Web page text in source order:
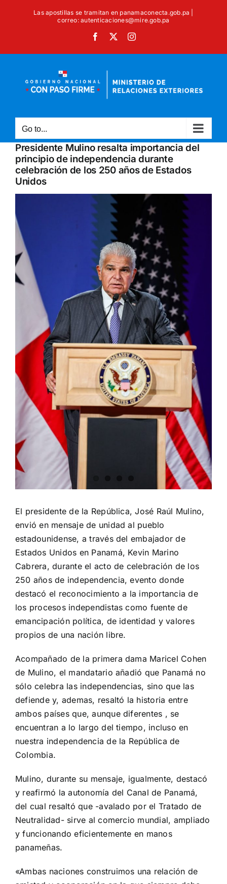
Las apostillas se tramitan en panamaconecta.gob.pa |
correo: autenticaciones@mire.gob.pa
Facebook Instagram
Go to...
Presidente Mulino resalta importancia del
principio de independencia durante
celebración de los 250 años de Estados
Unidos
Larger
Image
El presidente de la República, José Raúl Mulino,
envió en mensaje de unidad al pueblo
estadounidense, a través del embajador de
Estados Unidos en Panamá, Kevin Marino
Cabrera, durante el acto de celebración de los
250 años de independencia, evento donde
destacó el reconocimiento a la importancia de
los procesos independistas como fuente de
emancipación política, de identidad y valores
propios de una nación libre.
Acompañado de la primera dama Maricel Cohen
de Mulino, el mandatario añadió que Panamá no
sólo celebra las independencias, sino que las
defiende y, ademas, resaltó la historia entre
ambos países que, aunque diferentes , se
encuentran a lo largo del tiempo, incluso en
nuestra independencia de la República de
Colombia.
Mulino, durante su mensaje, igualmente, destacó
y reafirmó la autonomía del Canal de Panamá,
del cual resaltó que -avalado por el Tratado de
Neutralidad- sirve al comercio mundial, ampliado
y funcionando eficientemente en manos
panameñas.
«Ambas naciones construimos una relación de